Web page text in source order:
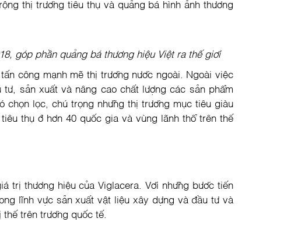
thị trường tiêu thụ và quảng bá hình ảnh thương
góp phần quảng bá thương hiệu Việt ra thế giới
công mạnh mẽ thị trường nước ngoài. Ngoài việc
sản xuất và nâng cao chất lượng các sản phẩm
chọn lọc, chú trọng những thị trường mục tiêu giàu
thụ ở hơn 40 quốc gia và vùng lãnh thổ trên thế
trị thương hiệu của Viglacera.Với những bước tiến
lĩnh vực sản xuất vật liệu xây dựng và đầu tư và
trên trường quốc tế.